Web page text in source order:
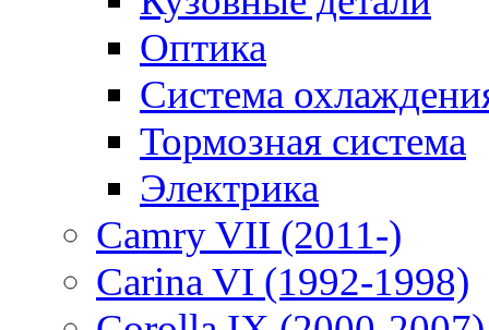
Оптика
Система
Тормозная система
Электрика
Camry VII (2011-)
Carina VI (1992-1998)